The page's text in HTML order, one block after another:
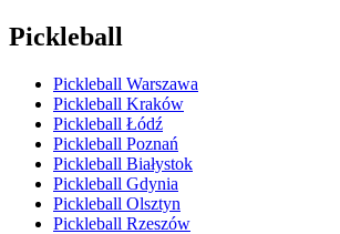
Pickleball
Pickleball Warszawa
Pickleball Kraków
Pickleball Łódź
Pickleball Poznań
Pickleball Białystok
Pickleball Gdynia
Pickleball Olsztyn
Pickleball Rzeszów